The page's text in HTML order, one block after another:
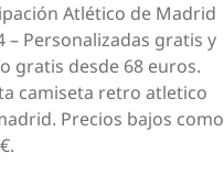
Atlético de Madrid
– Personalizadas gratis y
gratis desde 68 euros.
camiseta retro atletico
Precios bajos como